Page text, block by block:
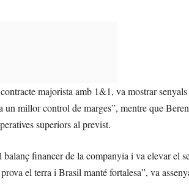
majorista amb 1&1, va mostrar
un millor control de marges”, mentre que
superiors al previst.
financer de la companyia i va elevar el
el terra i Brasil manté fortalesa”, va